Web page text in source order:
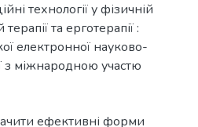
технології у фізичній
та ерготерапії :
електронної науково-
з міжнародною участю
ефективні форми